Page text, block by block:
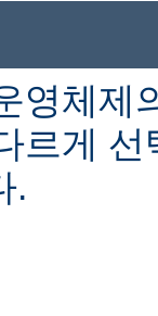
영체제
르게
.